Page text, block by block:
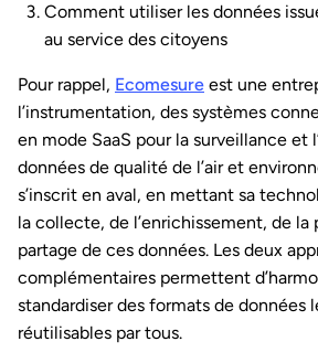
Comment utiliser les données
au service des citoyens
Pour rappel, Ecomesure est une
l’instrumentation, des systèmes
en mode SaaS pour la surveillance et
données de qualité de l’air et
s’inscrit en aval, en mettant sa
la collecte, de l’enrichissement, de
partage de ces données. Les deux
complémentaires permettent
standardiser des formats de données
réutilisables par tous.